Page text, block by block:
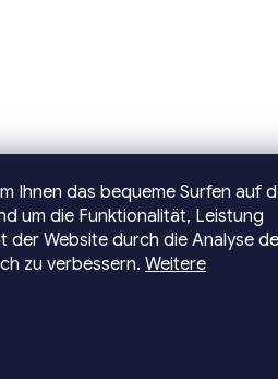
Ihnen das bequeme Surfen auf
um die Funktionalität, Leistung
der Website durch die Analyse
zu verbessern. Weitere